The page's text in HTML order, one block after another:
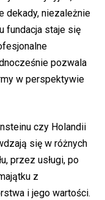
dekady, niezależnie
fundacja staje się
pozwala
w perspektywie
czy Holandii
się w różnych
przez usługi, po
z
i jego wartości.